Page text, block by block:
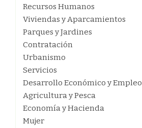
Recursos Humanos
Viviendas y Aparcamientos
Parques y Jardines
Contratación
Urbanismo
Servicios
Desarrollo Económico y Empleo
Agricultura y Pesca
Economía y Hacienda
Mujer